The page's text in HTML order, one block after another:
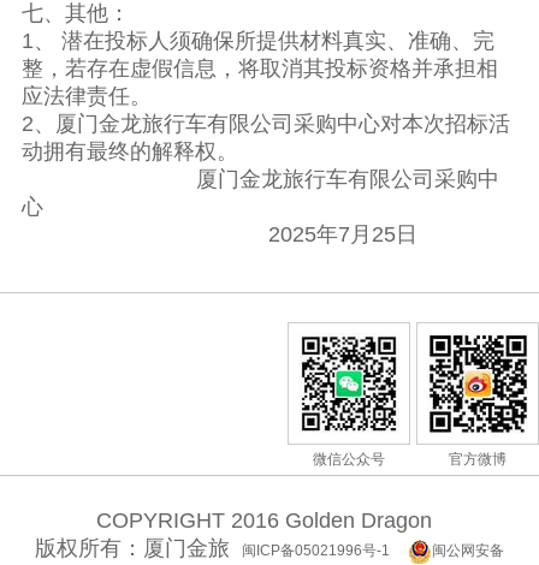
七、其他：
1、 潜在投标人须确保所提供材料真实、准确、完
整，若存在虚假信息，将取消其投标资格并承担相
应法律责任。
2、厦门金龙旅行车有限公司采购中心对本次招标活
动拥有最终的解释权。
厦门金龙旅行车有限公司采购中
心
2025年7月25日
微信公众号 官方微博
COPYRIGHT 2016 Golden Dragon
版权所有：厦门金旅
闽ICP备05021996号-1 闽公网安备